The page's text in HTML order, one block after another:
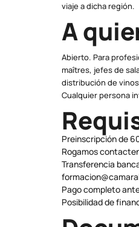
viaje a dicha región.
A
Abierto. Para
maîtres, jefes de
distribución de
Cualquier persona
Preinscripción de
Rogamos
Transferencia
Pago completo
Posibilidad de